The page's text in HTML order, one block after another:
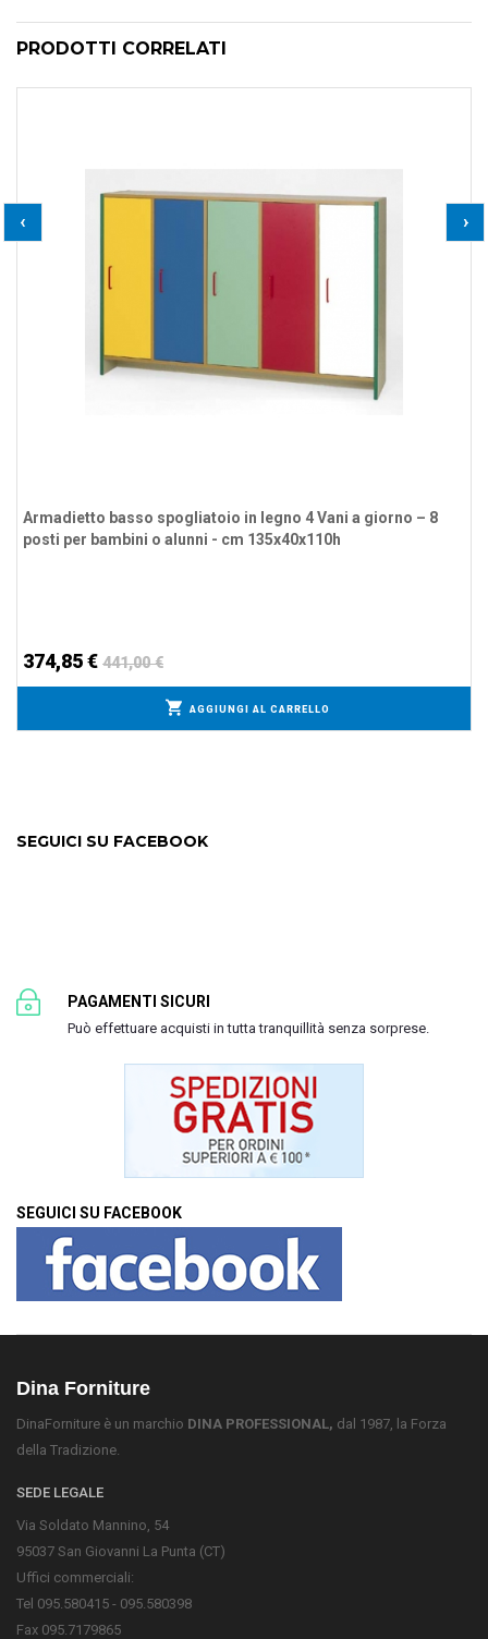
PRODOTTI CORRELATI
‹ ›
Armadietto basso spogliatoio in legno 4 Vani a giorno – 8
posti per bambini o alunni - cm 135x40x110h
374,85 € 441,00 €
AGGIUNGI AL CARRELLO
SEGUICI SU FACEBOOK
PAGAMENTI SICURI
Può effettuare acquisti in tutta tranquillità senza sorprese.
SEGUICI SU FACEBOOK
Dina Forniture
DinaForniture è un marchio DINA PROFESSIONAL, dal 1987, la Forza
della Tradizione.
SEDE LEGALE
Via Soldato Mannino, 54
95037 San Giovanni La Punta (CT)
Uffici commerciali:
Tel 095.580415 - 095.580398
Fax 095.7179865